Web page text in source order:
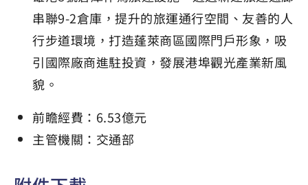
串聯9-2倉庫，提升的旅運通⾏空間、友善的⼈
⾏步道環境，打造蓬萊商區國際⾨⼾形象，吸
引國際廠商進駐投資，發展港埠觀光產業新風
貌。
前瞻經費：6.53億元
主管機關：交通部